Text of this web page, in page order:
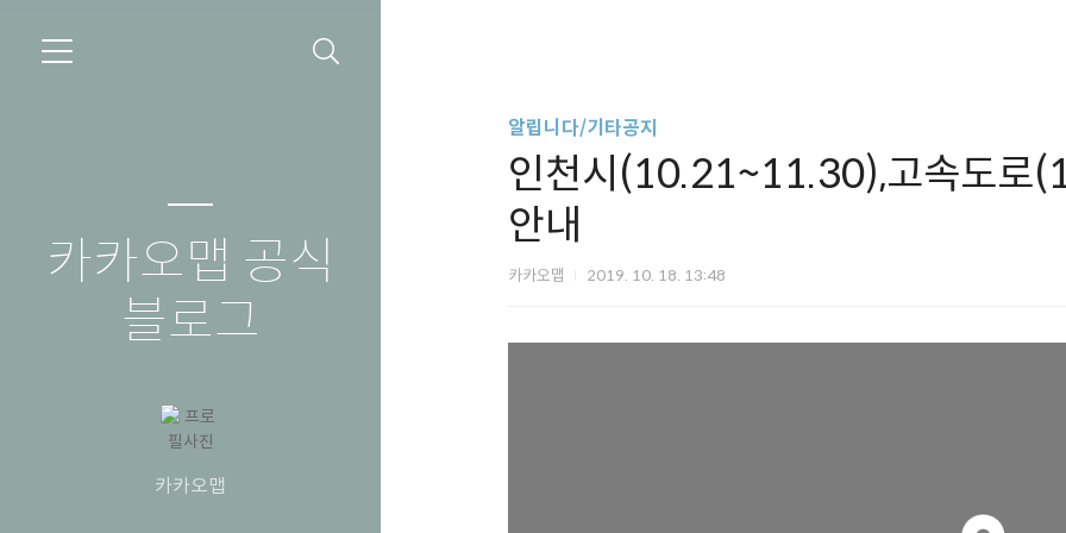
카카오맵 공식
블로그
카카오맵
알립니다/기타공지
인천시(10.21~11.30),고속도로
안내
카카오맵 2019. 10. 18. 13:48